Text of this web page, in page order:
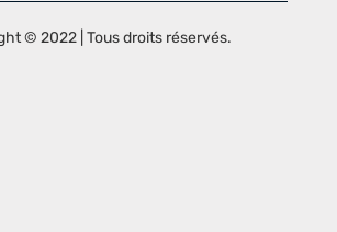
© 2022 | Tous droits réservés.